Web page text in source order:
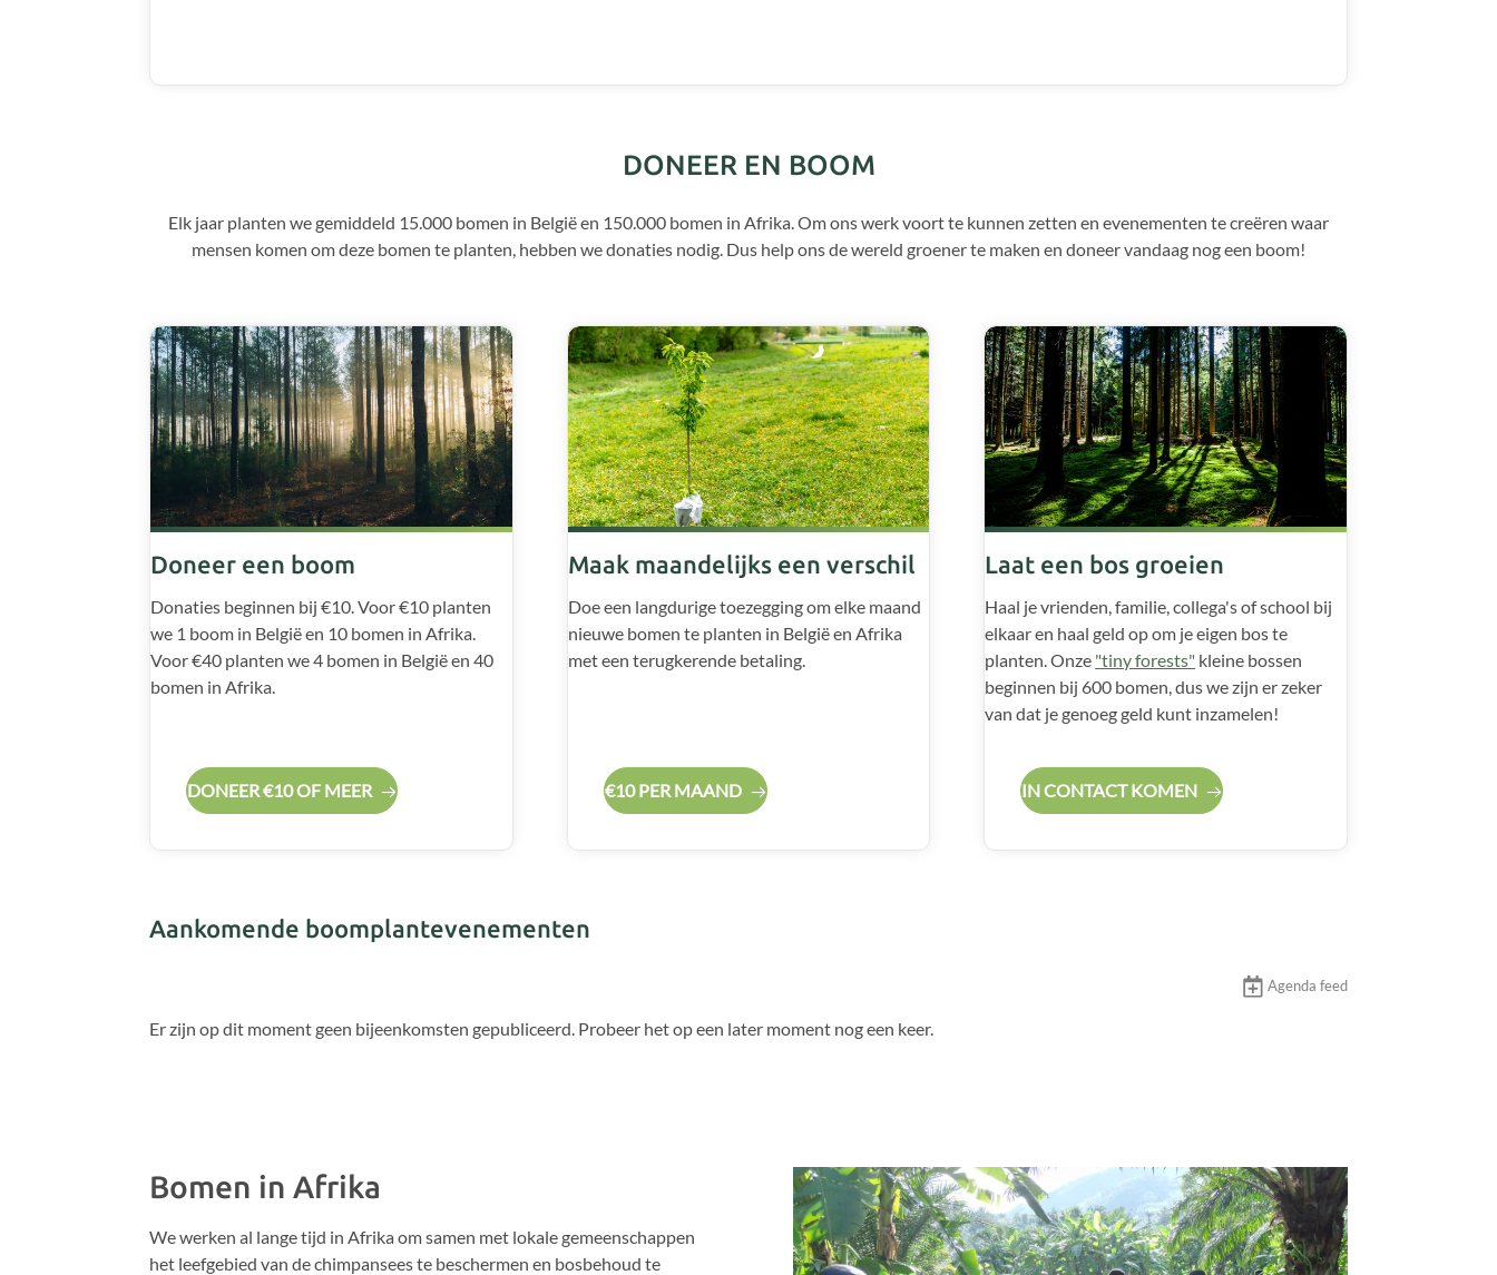
DONEER EN BOOM
Elk jaar planten we gemiddeld 15.000 bomen in België en 150.000 bomen in Afrika. Om ons werk voort te kunnen zetten en evenementen te creëren waar
mensen komen om deze bomen te planten, hebben we donaties nodig. Dus help ons de wereld groener te maken en doneer vandaag nog een boom!
Doneer een boom
Donaties beginnen bij €10. Voor €10 planten
we 1 boom in België en 10 bomen in Afrika.
Voor €40 planten we 4 bomen in België en 40
bomen in Afrika.
DONEER €10 OF MEER
Maak maandelijks een verschil
Doe een langdurige toezegging om elke maand
nieuwe bomen te planten in België en Afrika
met een terugkerende betaling.
€10 PER MAAND
Laat een bos groeien
Haal je vrienden, familie, collega's of school bij
elkaar en haal geld op om je eigen bos te
planten. Onze "tiny forests" kleine bossen
beginnen bij 600 bomen, dus we zijn er zeker
van dat je genoeg geld kunt inzamelen!
IN CONTACT KOMEN
Aankomende boomplantevenementen
Agenda feed
Er zijn op dit moment geen bijeenkomsten gepubliceerd. Probeer het op een later moment nog een keer.
Bomen in Afrika
We werken al lange tijd in Afrika om samen met lokale gemeenschappen
het leefgebied van de chimpansees te beschermen en bosbehoud te